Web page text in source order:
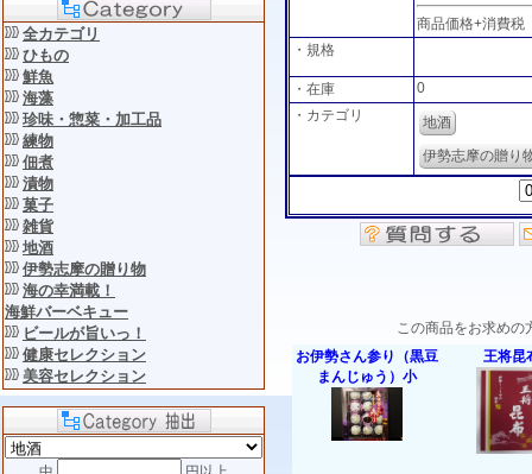
全カテゴリ
ひもの
鮮魚
海藻
珍味・惣菜・加工品
練物
佃煮
漬物
菓子
雑貨
地酒
伊勢志摩の贈り物
海の幸満載！
海鮮バーベキュー
ビールが旨いっ！
健康セレクション
美容セレクション
商品価格+消費税
・規格
・在庫
0
・カテゴリ
地酒
伊勢志摩の贈り
この商品をお求めの
お伊勢さん参り（黒豆
まんじゅう）小
王将昆